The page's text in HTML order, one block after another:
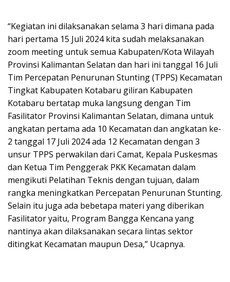
“Kegiatan ini dilaksanakan selama 3 hari dimana pada
hari pertama 15 Juli 2024 kita sudah melaksanakan
zoom meeting untuk semua Kabupaten/Kota Wilayah
Provinsi Kalimantan Selatan dan hari ini tanggal 16 Juli
Tim Percepatan Penurunan Stunting (TPPS) Kecamatan
Tingkat Kabupaten Kotabaru giliran Kabupaten
Kotabaru bertatap muka langsung dengan Tim
Fasilitator Provinsi Kalimantan Selatan, dimana untuk
angkatan pertama ada 10 Kecamatan dan angkatan ke-
2 tanggal 17 Juli 2024 ada 12 Kecamatan dengan 3
unsur TPPS perwakilan dari Camat, Kepala Puskesmas
dan Ketua Tim Penggerak PKK Kecamatan dalam
mengikuti Pelatihan Teknis dengan tujuan, dalam
rangka meningkatkan Percepatan Penurunan Stunting.
Selain itu juga ada bebetapa materi yang diberikan
Fasilitator yaitu, Program Bangga Kencana yang
nantinya akan dilaksanakan secara lintas sektor
ditingkat Kecamatan maupun Desa,” Ucapnya.